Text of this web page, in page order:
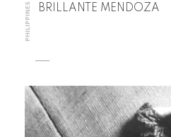
PHILIPPINES BRILLANTE MENDOZA